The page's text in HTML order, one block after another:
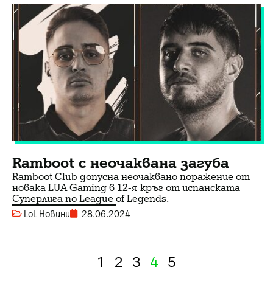
Ramboot с неочаквана загуба
Ramboot Club допусна неочаквано поражение от
новака LUA Gaming в 12-я кръг от испанската
Суперлига по League of Legends.
LoL Новини 28.06.2024
1 2 3 4 5